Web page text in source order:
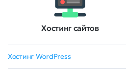
Хостинг сайтов
Хостинг WordPress